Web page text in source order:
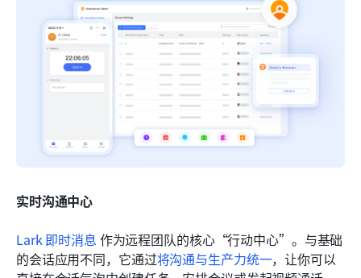
实时沟通中心
Lark 即时消息 作为远程团队的核心“行动中心”。与基础
的会话应用不同，它通过将沟通与生产力统一，让你可以